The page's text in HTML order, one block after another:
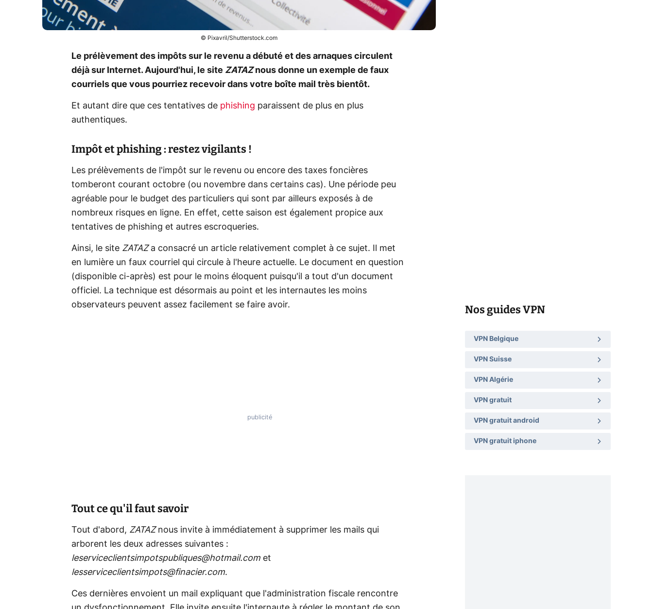
© Pixavril/Shutterstock.com
Le prélèvement des impôts sur le revenu a débuté et des arnaques circulent
déjà sur Internet. Aujourd'hui, le site ZATAZnous donne un exemple de faux
courriels que vous pourriez recevoir dans votre boîte mail très bientôt.
Et autant dire que ces tentatives de phishing paraissent de plus en plus
authentiques.
Impôt et phishing : restez vigilants !
Les prélèvements de l'impôt sur le revenu ou encore des taxes foncières
tomberont courant octobre (ou novembre dans certains cas). Une période peu
agréable pour le budget des particuliers qui sont par ailleurs exposés à de
nombreux risques en ligne. En effet, cette saison est également propice aux
tentatives de phishing et autres escroqueries.
Ainsi, le site ZATAZa consacré un article relativement complet à ce sujet. Il met
en lumière un faux courriel qui circule à l'heure actuelle. Le document en question
(disponible ci-après) est pour le moins éloquent puisqu'il a tout d'un document
officiel. La technique est désormais au point et les internautes les moins
observateurs peuvent assez facilement se faire avoir.
Tout ce qu'il faut savoir
Tout d'abord, ZATAZnous invite à immédiatement à supprimer les mails qui
arborent les deux adresses suivantes :
leserviceclientsimpotspubliques@hotmail.com et
lesserviceclientsimpots@finacier.com.
Ces dernières envoient un mail expliquant que l'administration fiscale rencontre
Nos guides VPN
VPN Belgique
VPN Suisse
VPN Algérie
VPN gratuit
VPN gratuit android
VPN gratuit iphone